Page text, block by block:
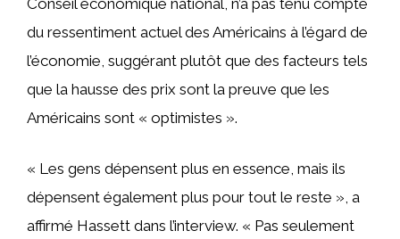
du ressentiment actuel des Américains à l’égard de
l’économie, suggérant plutôt que des facteurs tels
que la hausse des prix sont la preuve que les
Américains sont « optimistes ».
« Les gens dépensent plus en essence, mais ils
dépensent également plus pour tout le reste », a
affirmé Hassett dans l’interview. « Pas seulement